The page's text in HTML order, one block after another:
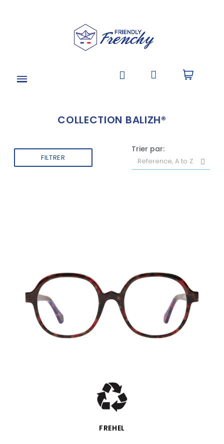
COLLECTION BALIZH®
FILTRER
Trier par:
APERÇU RAPIDE
FREHEL